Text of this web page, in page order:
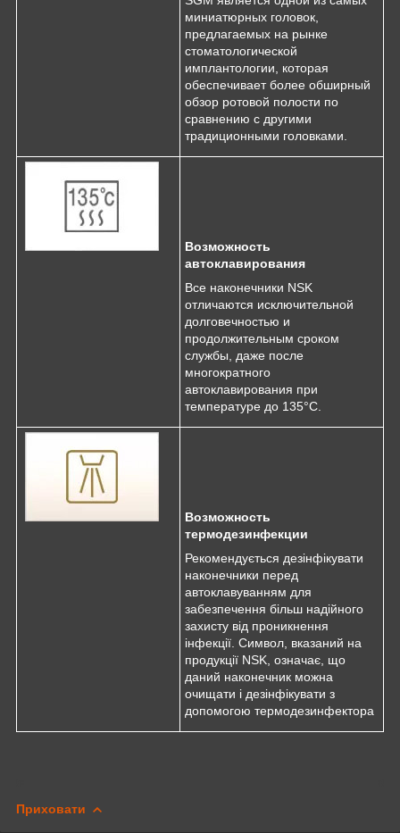
миниатюрных головок,
предлагаемых на рынке
стоматологической
имплантологии, которая
обеспечивает более обширный
обзор ротовой полости по
сравнению с другими
традиционными головками.
Возможность
автоклавирования
Все наконечники NSK
отличаются исключительной
долговечностью и
продолжительным сроком
службы, даже после
многократного
автоклавирования при
температуре до 135°C.
Возможность
термодезинфекции
Рекомендується дезінфікувати
наконечники перед
автоклавуванням для
забезпечення більш надійного
захисту від проникнення
інфекції. Символ, вказаний на
продукції NSK, означає, що
даний наконечник можна
очищати і дезінфікувати з
допомогою термодезинфектора
Приховати